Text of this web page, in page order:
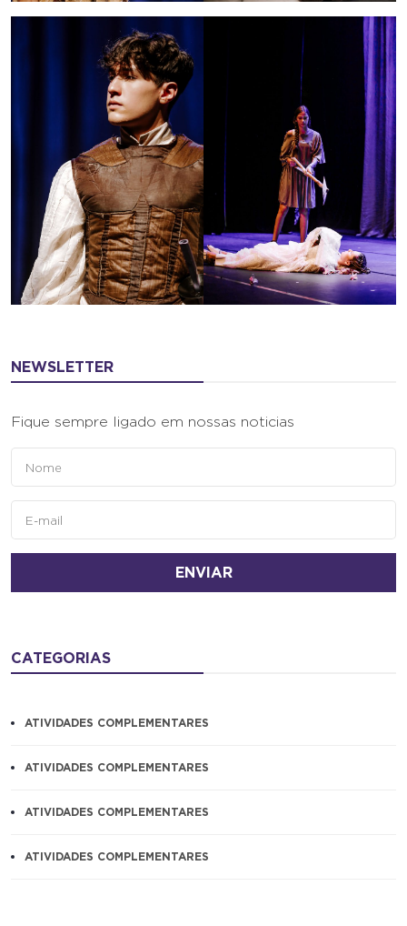
NEWSLETTER
Fique sempre ligado em nossas noticias
ENVIAR
CATEGORIAS
ATIVIDADES COMPLEMENTARES
ATIVIDADES COMPLEMENTARES
ATIVIDADES COMPLEMENTARES
ATIVIDADES COMPLEMENTARES